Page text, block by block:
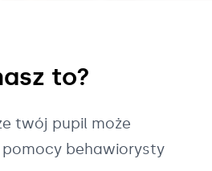
to?
twój pupil może
behawiorysty